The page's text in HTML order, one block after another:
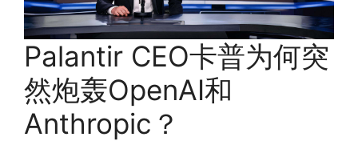
Palantir CEO卡普为何突
然炮轰OpenAI和
Anthropic？